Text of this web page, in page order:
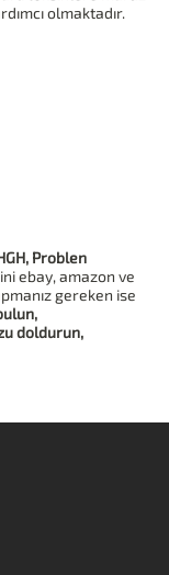
olmaktadır.
Problen
ebay, amazon ve
gereken ise
doldurun,